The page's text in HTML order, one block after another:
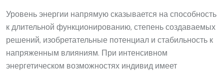
Уровень энергии напрямую сказывается на способность
к длительной функционированию, степень создаваемых
решений, изобретательные потенциал и стабильность к
напряженным влияниям. При интенсивном
энергетическом возможностях индивид имеет